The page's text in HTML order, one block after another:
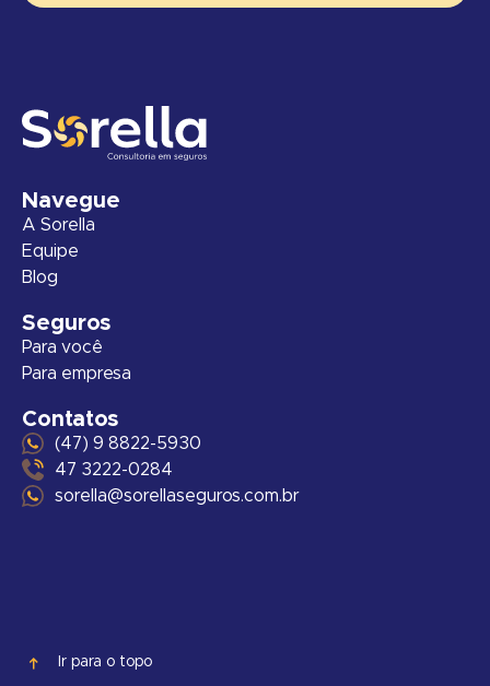
Navegue
A Sorella
Equipe
Blog
Seguros
Para você
Para empresa
Contatos
(47) 9 8822-5930
47 3222-0284
sorella@sorellaseguros.com.br
Ir para o topo